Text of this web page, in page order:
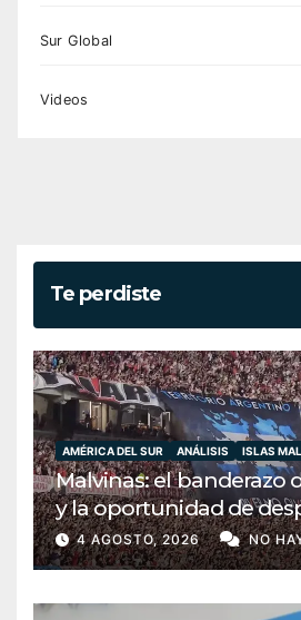
Sur Global
Videos
Te perdiste
AMÉRICA DEL SUR ANÁLISIS ISLAS
Malvinas: el banderazo
y la oportunidad de
diplomacia soberana
4 AGOSTO, 2026 NO